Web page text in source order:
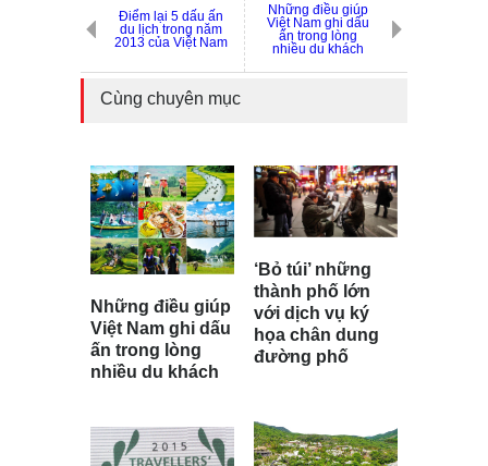
Điểm lại 5 dấu ấn
du lịch trong năm
2013 của Việt Nam
Những điều giúp
Việt Nam ghi dấu
ấn trong lòng
nhiều du khách
Cùng chuyên mục
Những điều giúp
Việt Nam ghi dấu
ấn trong lòng
nhiều du khách
‘Bỏ túi’ những
thành phố lớn
với dịch vụ ký
họa chân dung
đường phố